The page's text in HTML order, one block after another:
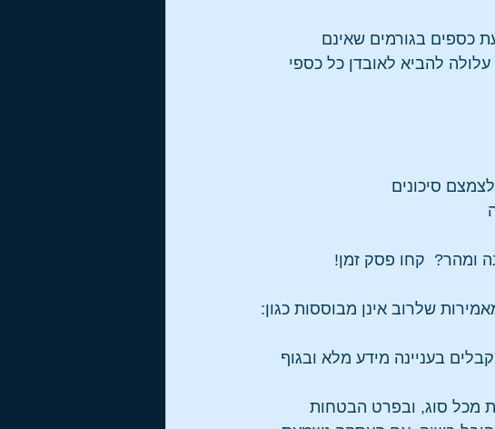
כספים בגורמים שאינם
להביא לאובדן כל כספי
סיכונים
ומהר?  קחו פסק זמן!
שלרוב אינן מבוססות כגון:
בעניינה מידע מלא ובגוף
מכל סוג, ובפרט הבטחות